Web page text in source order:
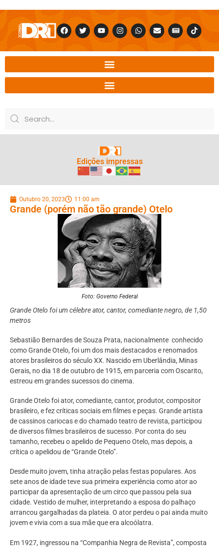
Edições impressas
Outubro 20, 2023 11:00 am
Grande (porém não tão grande) Otelo
Foto: Governo Federal
Grande Otelo foi um célebre ator, cantor, comediante negro, de 1,50
metros
Sebastião Bernardes de Souza Prata, nacionalmente conhecido
como Grande Otelo, foi um dos mais destacados e renomados
atores brasileiros do século XX. Nascido em Uberlândia, Minas
Gerais, no dia 18 de outubro de 1915, em parceria com Oscarito,
estreou em grandes sucessos do cinema.
Grande Otelo foi ator, comediante, cantor, produtor, compositor
brasileiro, e fez críticas sociais em filmes e peças. Grande artista
de cassinos cariocas e do chamado teatro de revista, participou
de diversos filmes brasileiros de sucesso. Por conta do seu
tamanho, recebeu o apelido de Pequeno Otelo, mas depois, a
crítica o apelidou de “Grande Otelo”.
Desde muito jovem, tinha atração pelas festas populares. Aos
sete anos de idade teve sua primeira experiência como ator ao
participar da apresentação de um circo que passou pela sua
cidade. Vestido de mulher, interpretando a esposa do palhaço
arrancou gargalhadas da plateia. O ator perdeu o pai ainda muito
jovem e vivia com a sua mãe que era alcoólatra.
Em 1927, ingressou na “Companhia Negra de Revista”, composta